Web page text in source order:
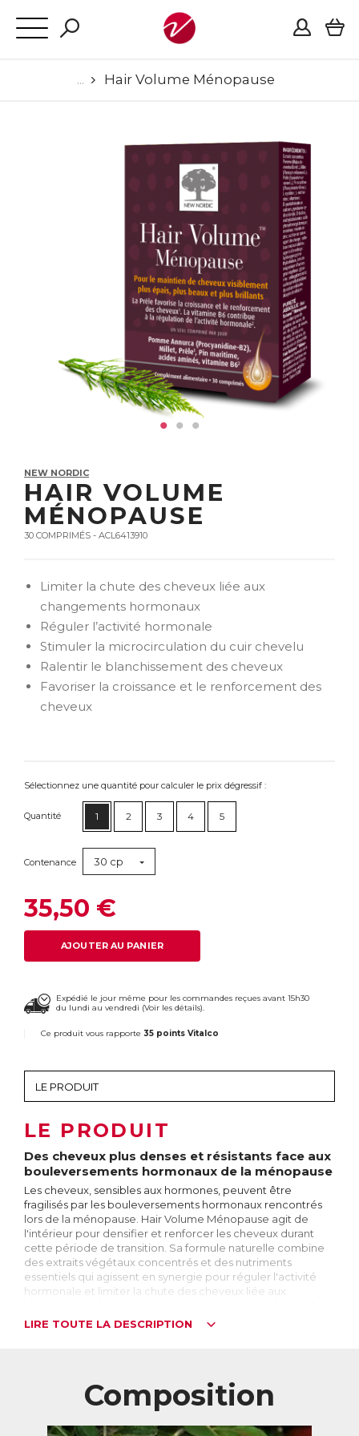
Hair Volume Ménopause
NEW NORDIC
HAIR VOLUME
MÉNOPAUSE
30 COMPRIMÉS - ACL6413910
Limiter la chute des cheveux liée aux
changements hormonaux
Réguler l’activité hormonale
Stimuler la microcirculation du cuir chevelu
Ralentir le blanchissement des cheveux
Favoriser la croissance et le renforcement des
cheveux
Sélectionnez une quantité pour calculer le prix dégressif :
Quantité 1 2 3 4 5
Contenance 30 cp
35,50 €
AJOUTER AU PANIER
Expédié le jour même pour les commandes reçues avant 15h30
du lundi au vendredi (Voir les détails).
Ce produit vous rapporte 35 points Vitalco
LE PRODUIT
Des cheveux plus denses et résistants face aux
bouleversements hormonaux de la ménopause
Les cheveux, sensibles aux hormones, peuvent être
fragilisés par les bouleversements hormonaux rencontrés
lors de la ménopause. Hair Volume Ménopause agit de
l'intérieur pour densifier et renforcer les cheveux durant
cette période de transition. Sa formule naturelle combine
des extraits végétaux concentrés et des nutriments
essentiels qui agissent en synergie pour réguler l'activité
hormonale et limiter la chute des cheveux liée aux
cuir chevelu et favoriser la croissance des cheveux, tout en
plus dense ou limiter une chute de cheveux importante liée
aux fluctuations hormonales.
LIRE TOUTE LA DESCRIPTION
Composition